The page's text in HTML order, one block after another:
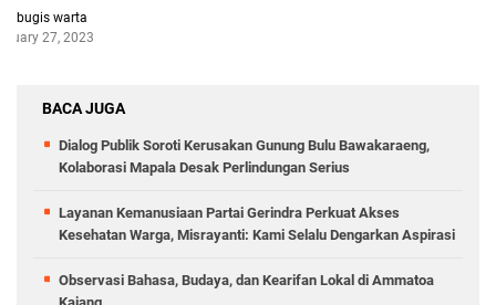
bugis warta
27, 2023
BACA JUGA
Dialog Publik Soroti Kerusakan Gunung Bulu Bawakaraeng,
Kolaborasi Mapala Desak Perlindungan Serius
Layanan Kemanusiaan Partai Gerindra Perkuat Akses
Kesehatan Warga, Misrayanti: Kami Selalu Dengarkan Aspirasi
Observasi Bahasa, Budaya, dan Kearifan Lokal di Ammatoa